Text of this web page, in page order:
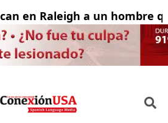
en Raleigh a un hombre